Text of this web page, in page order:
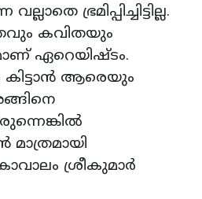
ഭ്രമിപ്പിച്ചിട്ടില്ല.
കവിതയും
ഏറെയിഷ്ടം.
കിട്ടാൻ ആരെയും
മാത്രമായി
ശ്രീകുമാർ